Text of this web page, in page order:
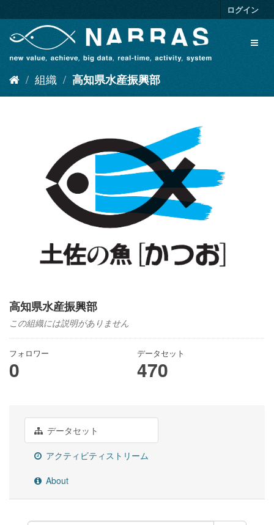
キ
ログイン
組織 高知県水産振興部
高知県水産振興部
この組織には説明がありません
フォロワー
0
データセット
470
データセット
アクティビティストリーム
About